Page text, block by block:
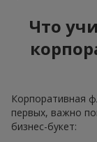
Что
Корпоративная
первых, важно
бизнес-букет: